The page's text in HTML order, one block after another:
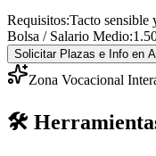
Requisitos:Tacto sensible
Bolsa / Salario Medio:
Solicitar Plazas e Info en
Zona Vocacional
🛠️